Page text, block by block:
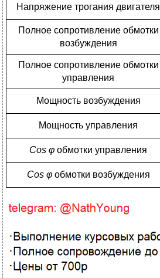
Напряжение трогания двигателя
Полное сопротивление обмотки
возбуждения
Полное сопротивление обмотки
управления
Мощность возбуждения
Мощность управления
Cos φ обмотки управления
Cos φобмотки возбуждения